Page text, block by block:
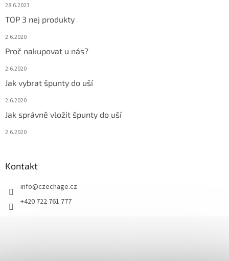
28.6.2023
TOP 3 nej produkty
2.6.2020
Proč nakupovat u nás?
2.6.2020
Jak vybrat špunty do uší
2.6.2020
Jak správně vložit špunty do uší
2.6.2020
Kontakt
info@czechage.cz
+420 722 761 777